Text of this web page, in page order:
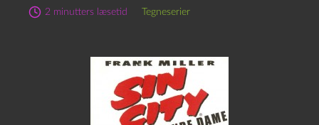
2 minutters læsetid
Tegneserier